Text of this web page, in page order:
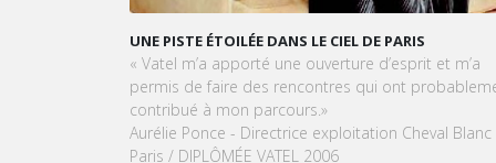
VATEL MAURICE: LES ÉTUDIANTS SONT
OPÉRATIONNELS ET PRÊTS À L'EMPLOI DÈS LA FIN
LEUR CURSUS
Dans cet article, notre CEO met en lumière le
et la préparation exceptionnelle des étudiants de
Vatel Maurice.